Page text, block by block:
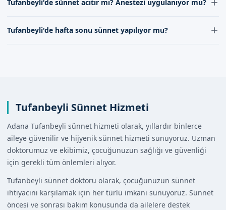
aracılığıyla veya iletişimimizden alınabilir. Hızlı ve kolay
Tufanbeyli'de sünnet acıtır mı? Anestezi uygulanıyor mu?
ağrısız bir şekilde yapılır. İşlem sırasında çocukların
Tufanbeyli'de hafta sonu sünnet yapılıyor mu?
Tufanbeyli Sünnet Hizmeti
Adana Tufanbeyli sünnet hizmeti olarak, yıllardır binlerce
aileye güvenilir ve hijyenik sünnet hizmeti sunuyoruz. Uzman
doktorumuz ve ekibimiz, çocuğunuzun sağlığı ve güvenliği
için gerekli tüm önlemleri alıyor.
Tufanbeyli sünnet doktoru olarak, çocuğunuzun sünnet
ihtiyacını karşılamak için her türlü imkanı sunuyoruz. Sünnet
öncesi ve sonrası bakım konusunda da ailelere destek